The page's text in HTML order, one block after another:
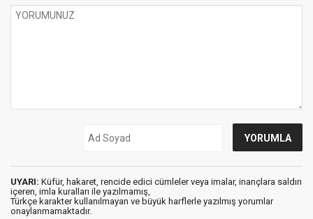
UYARI: Küfür, hakaret, rencide edici cümleler veya imalar, inançlara saldırı
içeren, imla kuralları ile yazılmamış,
Türkçe karakter kullanılmayan ve büyük harflerle yazılmış yorumlar
onaylanmamaktadır.